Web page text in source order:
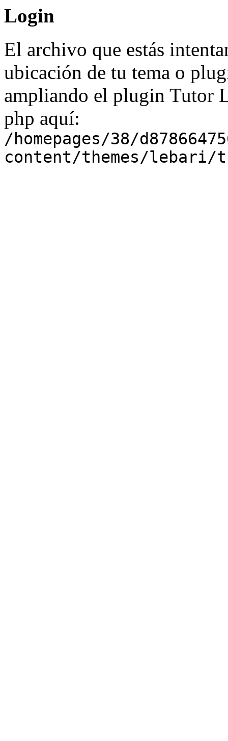
Login
El archivo que estás
ubicación de tu tema o
ampliando el plugin Tutor
php aquí:
/homepages/38/
content/themes/